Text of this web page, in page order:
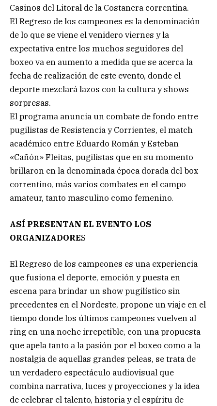
Casinos del Litoral de la Costanera correntina.
El Regreso de los campeones es la denominación
de lo que se viene el venidero viernes y la
expectativa entre los muchos seguidores del
boxeo va en aumento a medida que se acerca la
fecha de realización de este evento, donde el
deporte mezclará lazos con la cultura y shows
sorpresas.
El programa anuncia un combate de fondo entre
pugilistas de Resistencia y Corrientes, el match
académico entre Eduardo Román y Esteban
«Cañón» Fleitas, pugilistas que en su momento
brillaron en la denominada época dorada del box
correntino, más varios combates en el campo
amateur, tanto masculino como femenino.
ASÍ PRESENTAN EL EVENTO LOS
ORGANIZADORES
El Regreso de los campeones es una experiencia
que fusiona el deporte, emoción y puesta en
escena para brindar un show pugilístico sin
precedentes en el Nordeste, propone un viaje en el
tiempo donde los últimos campeones vuelven al
ring en una noche irrepetible, con una propuesta
que apela tanto a la pasión por el boxeo como a la
nostalgia de aquellas grandes peleas, se trata de
un verdadero espectáculo audiovisual que
combina narrativa, luces y proyecciones y la idea
de celebrar el talento, historia y el espíritu de